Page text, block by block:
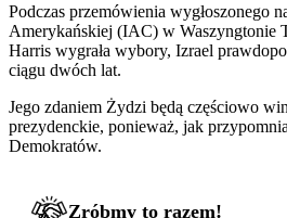
Podczas przemówienia wygłoszonego
Amerykańskiej (IAC) w Waszyngtonie
Harris wygrała wybory, Izrael
ciągu dwóch lat.
Jego zdaniem Żydzi będą częściowo
prezydenckie, ponieważ, jak
Demokratów.
Zróbmy to razem!